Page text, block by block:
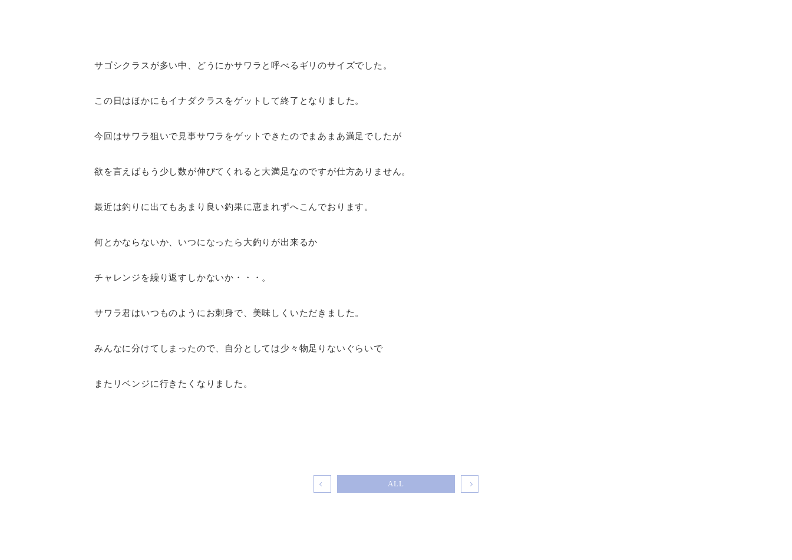
サゴシクラスが多い中、どうにかサワラと呼べるギリのサイズでした。
この日はほかにもイナダクラスをゲットして終了となりました。
今回はサワラ狙いで見事サワラをゲットできたのでまあまあ満足でしたが
欲を言えばもう少し数が伸びてくれると大満足なのですが仕方ありません。
最近は釣りに出てもあまり良い釣果に恵まれずへこんでおります。
何とかならないか、いつになったら大釣りが出来るか
チャレンジを繰り返すしかないか・・・。
サワラ君はいつものようにお刺身で、美味しくいただきました。
みんなに分けてしまったので、自分としては少々物足りないぐらいで
またリベンジに行きたくなりました。
ALL